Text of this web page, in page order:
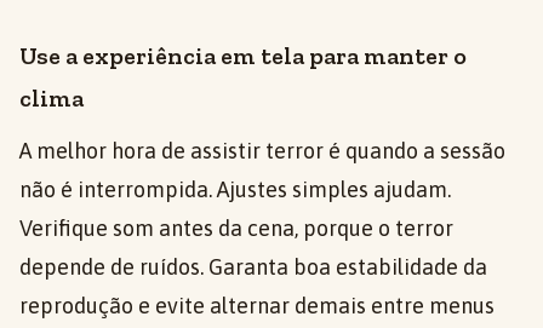
Use a experiência em tela para manter o
clima
A melhor hora de assistir terror é quando a sessão
não é interrompida. Ajustes simples ajudam.
Verifique som antes da cena, porque o terror
depende de ruídos. Garanta boa estabilidade da
reprodução e evite alternar demais entre menus